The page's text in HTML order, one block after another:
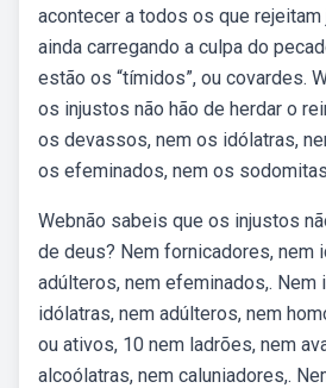
acontecer a todos os que
ainda carregando a culpa do
estão os “tímidos”, ou covardes.
os injustos não hão de herdar o
os devassos, nem os idólatras,
os efeminados, nem os
Webnão sabeis que os injustos
de deus? Nem fornicadores, nem
adúlteros, nem efeminados,. Nem
idólatras, nem adúlteros, nem
ou ativos, 10 nem ladrões, nem
alcoólatras, nem caluniadores,.